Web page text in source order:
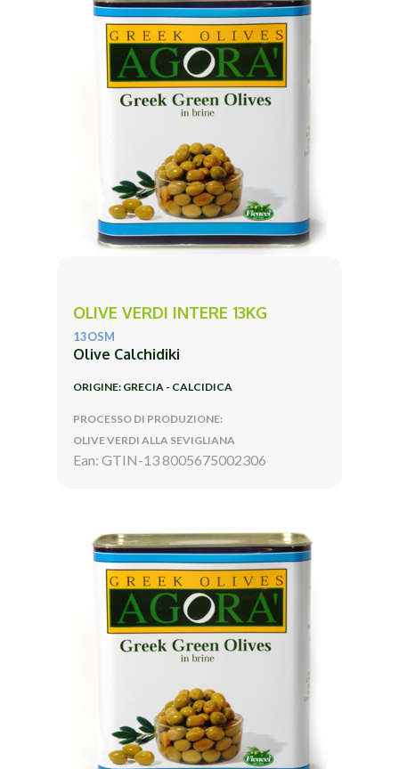
OLIVE VERDI INTERE 13KG
13OSM
Olive Calchidiki
ORIGINE: GRECIA - CALCIDICA
PROCESSO DI PRODUZIONE:
OLIVE VERDI ALLA SEVIGLIANA
Ean: GTIN-13 8005675002306